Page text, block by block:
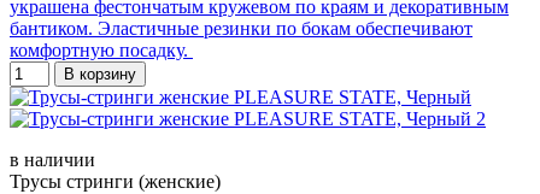
украшена фестончатым кружевом по краям и декоративным
бантиком. Эластичные резинки по бокам обеспечивают
комфортную посадку.
В корзину
в наличии
Трусы стринги (женские)